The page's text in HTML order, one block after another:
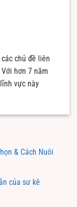
chủ đề liên
hơn 7 năm
vực này
& Cách Nuôi
của sư kê